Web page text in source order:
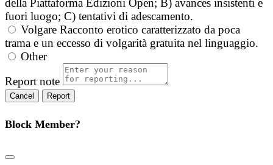
della Piattaforma Edizioni Open; B) avances insistenti e
fuori luogo; C) tentativi di adescamento.
Volgare Racconto erotico caratterizzato da poca
trama e un eccesso di volgarità gratuita nel linguaggio.
Other
Report note
Report
Block Member?